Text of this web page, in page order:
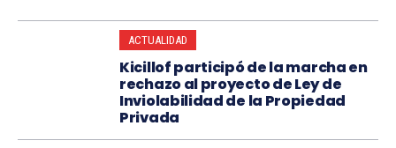
ACTUALIDAD
Kicillof participó de la marcha en
rechazo al proyecto de Ley de
Inviolabilidad de la Propiedad
Privada